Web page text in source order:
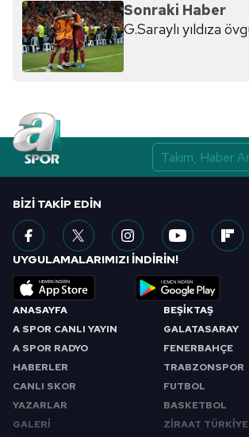
Sonraki Haber
G.Saraylı yıldıza
ANASAYFA
A SPOR CANLI YAYIN
A SPOR RADYO
HABERLER
CANLI SKOR
YAZARLAR
GALERİ
BEŞİKTAŞ
GALATASARAY
FENERBAHÇE
TRABZONSPOR
FUTBOL
BASKETBOL
ZİRAAT
BIZI TAKIP EDIN
UYGULAMALARIMIZI İNDİRİN!